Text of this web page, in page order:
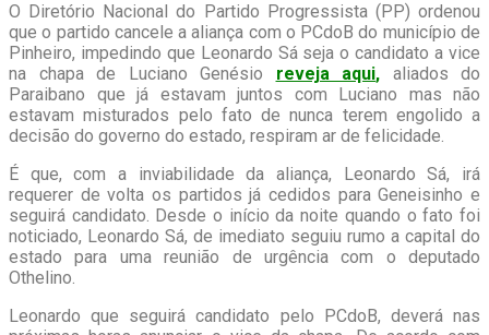
O Diretório Nacional do Partido Progressista (PP) ordenou
que o partido cancele a aliança com o PCdoB do município de
Pinheiro, impedindo que Leonardo Sá seja o candidato a vice
na chapa de Luciano Genésio reveja aqui, aliados do
Paraibano que já estavam juntos com Luciano mas não
estavam misturados pelo fato de nunca terem engolido a
decisão do governo do estado, respiram ar de felicidade.
É que, com a inviabilidade da aliança, Leonardo Sá, irá
requerer de volta os partidos já cedidos para Geneisinho e
seguirá candidato. Desde o início da noite quando o fato foi
noticiado, Leonardo Sá, de imediato seguiu rumo a capital do
estado para uma reunião de urgência com o deputado
Othelino.
Leonardo que seguirá candidato pelo PCdoB, deverá nas